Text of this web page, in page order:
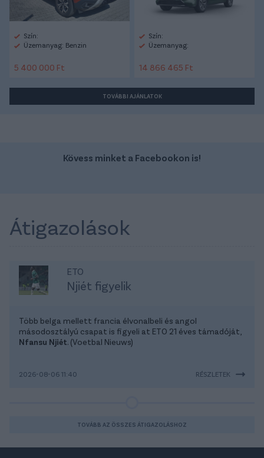
Szín:
Üzemanyag: Benzin
5 400 000 Ft
Szín:
Üzemanyag:
14 866 465 Ft
TOVÁBBI AJÁNLATOK
Kövess minket a Facebookon is!
Átigazolások
ETO
Njiét figyelik
Több belga mellett francia élvonalbeli és angol
másodosztályú csapat is figyeli at ETO 21 éves támadóját,
Nfansu Njiét. (Voetbal Nieuws)
2026-08-06 11:40 RÉSZLETEK
TOVÁBB AZ ÖSSZES ÁTIGAZOLÁSHOZ